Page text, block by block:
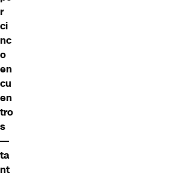
r
ci
nc
o
en
cu
en
tro
s
—
ta
nt